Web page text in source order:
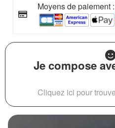
Moyens de paiement :
Je compose
Cliquez ici pour